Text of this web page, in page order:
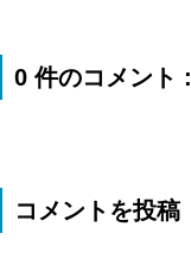
0 件のコメント :
コメントを投稿